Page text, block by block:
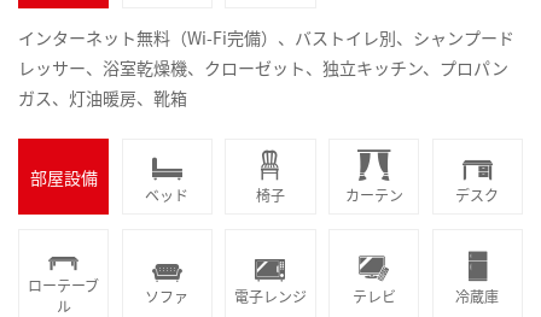
インターネット無料（Wi-Fi完備）、バストイレ別、シャンプード
レッサー、浴室乾燥機、クローゼット、独立キッチン、プロパン
ガス、灯油暖房、靴箱
部屋設備
ベッド 椅子 カーテン デスク
ローテーブ
ル
ソファ 電子レンジ テレビ 冷蔵庫